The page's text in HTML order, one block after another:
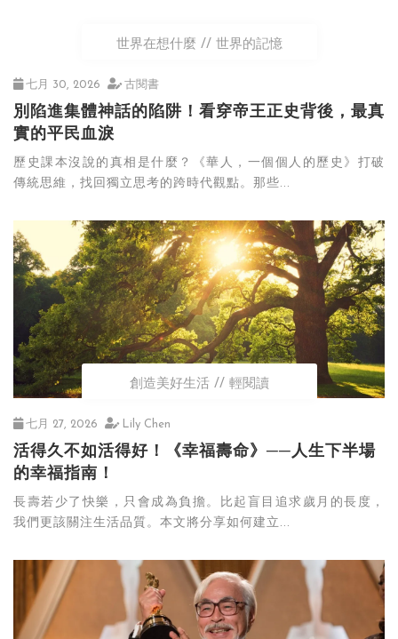
世界在想什麼 世界的記憶
七月 30, 2026 古閱書
別陷進集體神話的陷阱！看穿帝王正史背後，最真
實的平民血淚
歷史課本沒說的真相是什麼？《華人，一個個人的歷史》打破
傳統思維，找回獨立思考的跨時代觀點。那些...
創造美好生活 輕閱讀
七月 27, 2026 Lily Chen
活得久不如活得好！《幸福壽命》──人生下半場
的幸福指南！
長壽若少了快樂，只會成為負擔。比起盲目追求歲月的長度，
我們更該關注生活品質。本文將分享如何建立...